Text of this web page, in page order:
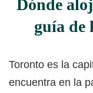
Dónde
guía de
Toronto es la
encuentra en la